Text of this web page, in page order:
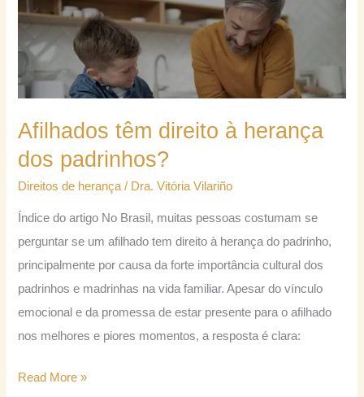
Afilhados têm direito à herança
dos padrinhos?
Direitos de herança / Dra. Vitória Vilariño
Índice do artigo No Brasil, muitas pessoas costumam se
perguntar se um afilhado tem direito à herança do padrinho,
principalmente por causa da forte importância cultural dos
padrinhos e madrinhas na vida familiar. Apesar do vínculo
emocional e da promessa de estar presente para o afilhado
nos melhores e piores momentos, a resposta é clara:
têm
direito
padrinhos?
Read More »